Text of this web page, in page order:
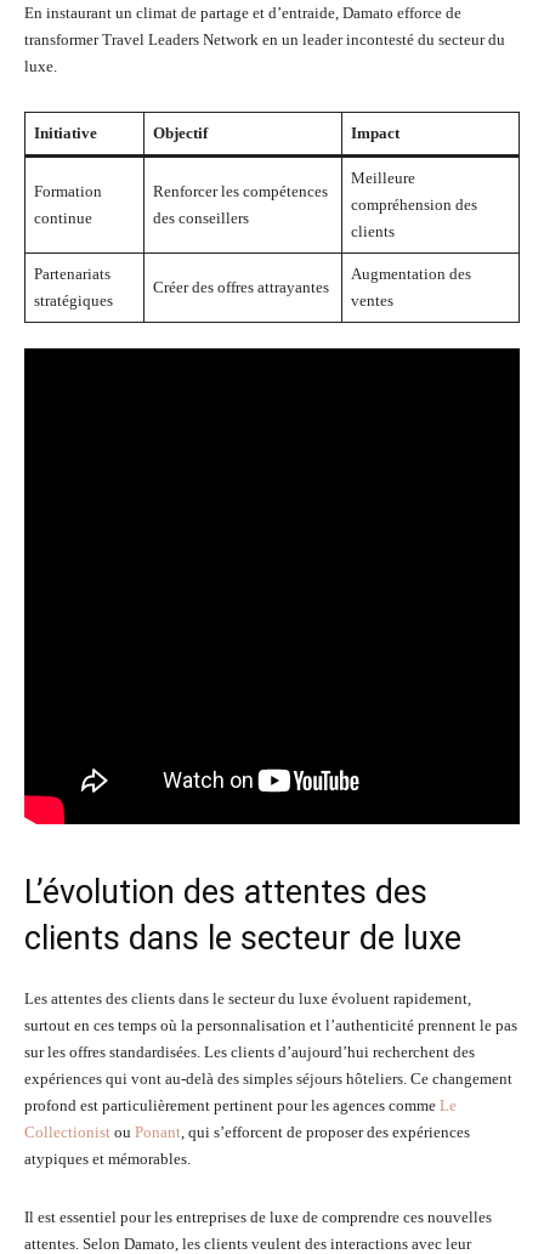
En instaurant un climat de partage et d’entraide, Damato efforce de
transformer Travel Leaders Network en un leader incontesté du secteur du
luxe.
Initiative Objectif Impact
Formation
continue
Renforcer les compétences
des conseillers
Meilleure
compréhension des
clients
Partenariats
stratégiques
Créer des offres attrayantes
Augmentation des
ventes
L’évolution des attentes des
clients dans le secteur de luxe
Les attentes des clients dans le secteur du luxe évoluent rapidement,
surtout en ces temps où la personnalisation et l’authenticité prennent le pas
sur les offres standardisées. Les clients d’aujourd’hui recherchent des
expériences qui vont au-delà des simples séjours hôteliers. Ce changement
profond est particulièrement pertinent pour les agences comme Le
Collectionist ou Ponant, qui s’efforcent de proposer des expériences
atypiques et mémorables.
Il est essentiel pour les entreprises de luxe de comprendre ces nouvelles
attentes. Selon Damato, les clients veulent des interactions avec leur